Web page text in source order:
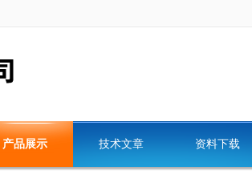
产品展示 技术文章 资料下载